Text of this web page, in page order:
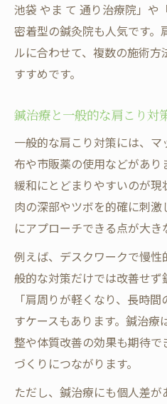
池袋 やま て 通り治療院」や
密着型の鍼灸院も人気です。
ルに合わせて、複数の施術
すすめです。
鍼治療と一般的な肩こり対
一般的な肩こり対策には、
布や市販薬の使用などがあ
緩和にとどまりやすいのが
肉の深部やツボを的確に刺
にアプローチできる点が大き
例えば、デスクワークで慢
般的な対策だけでは改善せず
「肩周りが軽くなり、長時
すケースもあります。鍼治療
整や体質改善の効果も期待
づくりにつながります。
ただし、鍼治療にも個人差